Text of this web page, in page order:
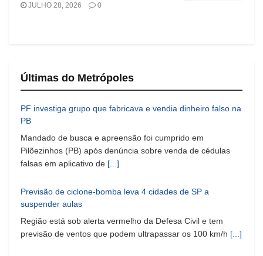
JULHO 28, 2026 0
Últimas do Metrópoles
PF investiga grupo que fabricava e vendia dinheiro falso na
PB
Mandado de busca e apreensão foi cumprido em
Pilõezinhos (PB) após denúncia sobre venda de cédulas
falsas em aplicativo de [...]
Previsão de ciclone-bomba leva 4 cidades de SP a
suspender aulas
Região está sob alerta vermelho da Defesa Civil e tem
previsão de ventos que podem ultrapassar os 100 km/h [...]